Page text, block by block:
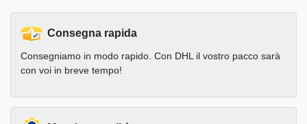
Consegna rapida
Consegniamo in modo rapido. Con DHL il vostro pacco sarà
con voi in breve tempo!